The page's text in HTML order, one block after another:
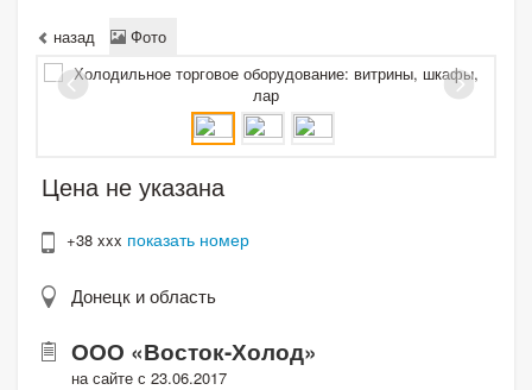
назад Фото
Цена не указана
+38 xxx показать номер
Донецк и область
ООО «Восток-Холод»
на сайте с 23.06.2017